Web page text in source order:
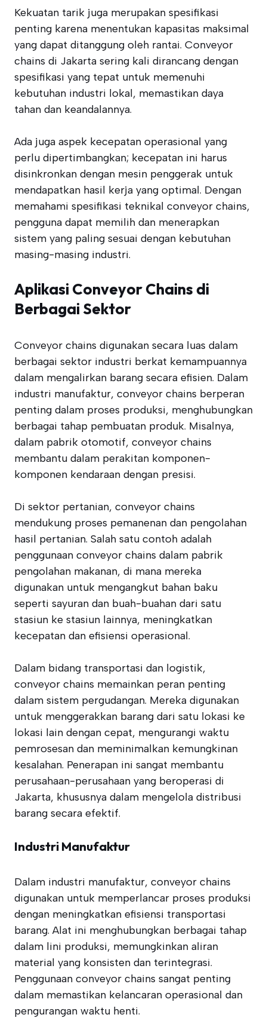
Kekuatan tarik juga merupakan spesifikasi
penting karena menentukan kapasitas maksimal
yang dapat ditanggung oleh rantai. Conveyor
chains di Jakarta sering kali dirancang dengan
spesifikasi yang tepat untuk memenuhi
kebutuhan industri lokal, memastikan daya
tahan dan keandalannya.
Ada juga aspek kecepatan operasional yang
perlu dipertimbangkan; kecepatan ini harus
disinkronkan dengan mesin penggerak untuk
mendapatkan hasil kerja yang optimal. Dengan
memahami spesifikasi teknikal conveyor chains,
pengguna dapat memilih dan menerapkan
sistem yang paling sesuai dengan kebutuhan
masing-masing industri.
Aplikasi Conveyor Chains di
Berbagai Sektor
Conveyor chains digunakan secara luas dalam
berbagai sektor industri berkat kemampuannya
dalam mengalirkan barang secara efisien. Dalam
industri manufaktur, conveyor chains berperan
penting dalam proses produksi, menghubungkan
berbagai tahap pembuatan produk. Misalnya,
dalam pabrik otomotif, conveyor chains
membantu dalam perakitan komponen-
komponen kendaraan dengan presisi.
Di sektor pertanian, conveyor chains
mendukung proses pemanenan dan pengolahan
hasil pertanian. Salah satu contoh adalah
penggunaan conveyor chains dalam pabrik
pengolahan makanan, di mana mereka
digunakan untuk mengangkut bahan baku
seperti sayuran dan buah-buahan dari satu
stasiun ke stasiun lainnya, meningkatkan
kecepatan dan efisiensi operasional.
Dalam bidang transportasi dan logistik,
conveyor chains memainkan peran penting
dalam sistem pergudangan. Mereka digunakan
untuk menggerakkan barang dari satu lokasi ke
lokasi lain dengan cepat, mengurangi waktu
pemrosesan dan meminimalkan kemungkinan
kesalahan. Penerapan ini sangat membantu
perusahaan-perusahaan yang beroperasi di
Jakarta, khususnya dalam mengelola distribusi
barang secara efektif.
Industri Manufaktur
Dalam industri manufaktur, conveyor chains
digunakan untuk memperlancar proses produksi
dengan meningkatkan efisiensi transportasi
barang. Alat ini menghubungkan berbagai tahap
dalam lini produksi, memungkinkan aliran
material yang konsisten dan terintegrasi.
Penggunaan conveyor chains sangat penting
dalam memastikan kelancaran operasional dan
pengurangan waktu henti.